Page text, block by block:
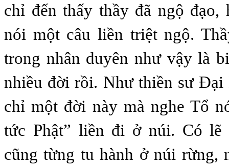
chỉ đến thấy thầy đã ngộ đạo,
nói một câu liền triệt ngộ.
trong nhân duyên như vậy là
nhiều đời rồi. Như thiền sư Đại
chỉ một đời này mà nghe Tổ
tức Phật” liền đi ở núi. Có lẽ
cũng từng tu hành ở núi rừng,